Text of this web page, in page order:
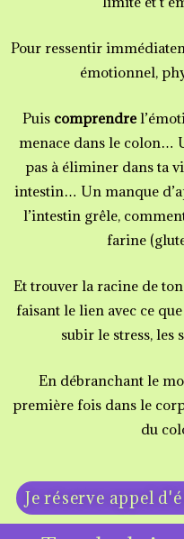
Pour ressentir
émotionnel,
Puis comprendre
menace dans le colon…
pas à éliminer dans ta
intestin… Un manque
l’intestin grêle,
farine
Et trouver la racine de
faisant le lien avec ce
subir le stress,
En débranchant le
première fois dans le
du
Je réserve appel